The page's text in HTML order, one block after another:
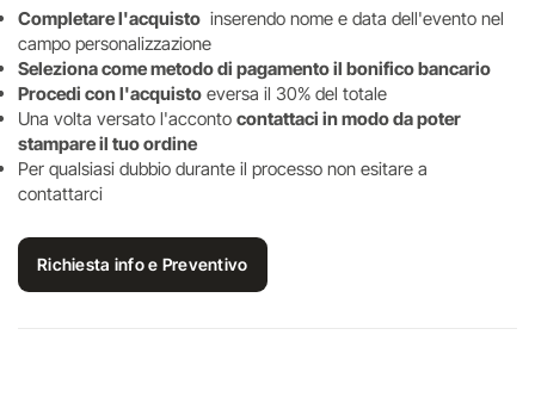
Completare l'acquisto inserendo nome e data dell'evento nel
campo personalizzazione
Seleziona come metodo di pagamento il bonifico bancario
Procedi con l'acquisto eversa il 30% del totale
Una volta versato l'acconto contattaci in modo da poter
stampare il tuo ordine
Per qualsiasi dubbio durante il processo non esitare a
contattarci
Richiesta info e Preventivo